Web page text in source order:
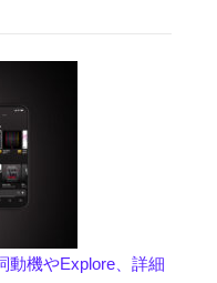
動機やExplore、詳細